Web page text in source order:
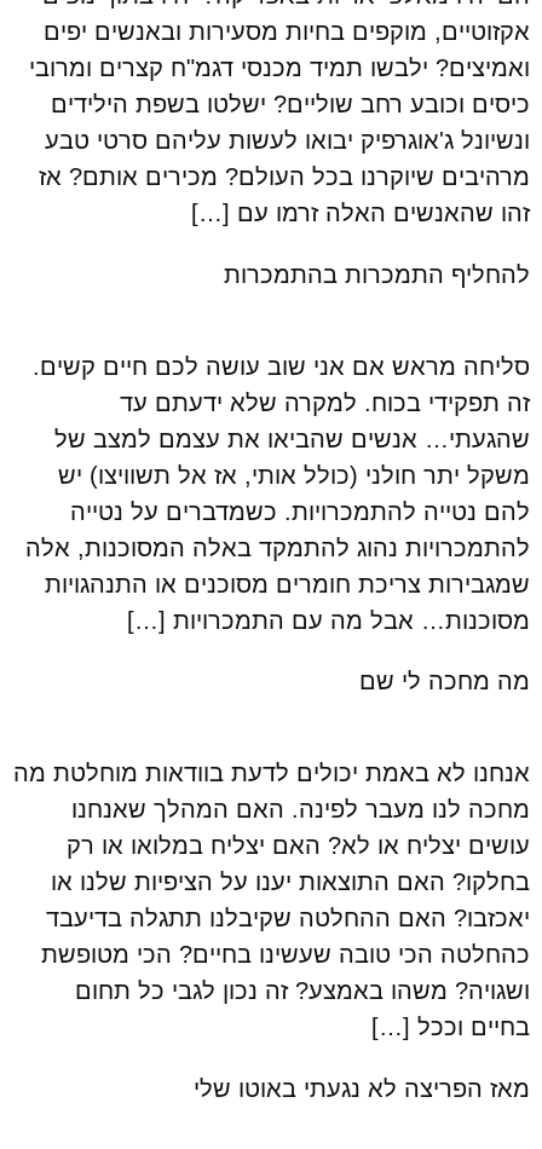
אקזוטיים, מוקפים בחיות מסעירות ובאנשים יפים
ואמיצים? ילבשו תמיד מכנסי דגמ"ח קצרים ומרובי
כיסים וכובע רחב שוליים? ישלטו בשפת הילידים
ונשיונל ג'אוגרפיק יבואו לעשות עליהם סרטי טבע
מרהיבים שיוקרנו בכל העולם? מכירים אותם? אז
זהו שהאנשים האלה זרמו עם […]
להחליף התמכרות בהתמכרות
סליחה מראש אם אני שוב עושה לכם חיים קשים.
זה תפקידי בכוח. למקרה שלא ידעתם עד
שהגעתי… אנשים שהביאו את עצמם למצב של
משקל יתר חולני (כולל אותי, אז אל תשוויצו) יש
להם נטייה להתמכרויות. כשמדברים על נטייה
להתמכרויות נהוג להתמקד באלה המסוכנות, אלה
שמגבירות צריכת חומרים מסוכנים או התנהגויות
מסוכנות… אבל מה עם התמכרויות […]
מה מחכה לי שם
אנחנו לא באמת יכולים לדעת בוודאות מוחלטת מה
מחכה לנו מעבר לפינה. האם המהלך שאנחנו
עושים יצליח או לא? האם יצליח במלואו או רק
בחלקו? האם התוצאות יענו על הציפיות שלנו או
יאכזבו? האם ההחלטה שקיבלנו תתגלה בדיעבד
כהחלטה הכי טובה שעשינו בחיים? הכי מטופשת
ושגויה? משהו באמצע? זה נכון לגבי כל תחום
בחיים וככל […]
מאז הפריצה לא נגעתי באוטו שלי